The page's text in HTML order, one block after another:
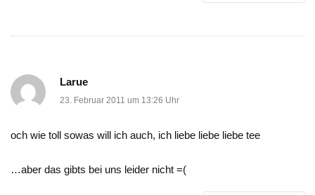
Larue
23. Februar 2011 um 13:26 Uhr
och wie toll sowas will ich auch, ich liebe liebe liebe tee
…aber das gibts bei uns leider nicht =(